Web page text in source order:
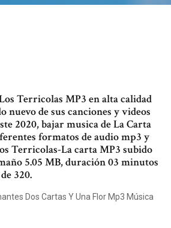
Terricolas MP3 en alta calidad
nuevo de sus canciones y videos
2020, bajar musica de La Carta
formatos de audio mp3 y
Terricolas-La carta MP3 subido
5.05 MB, duración 03 minutos
320.
Dos Cartas Y Una Flor Mp3 Música